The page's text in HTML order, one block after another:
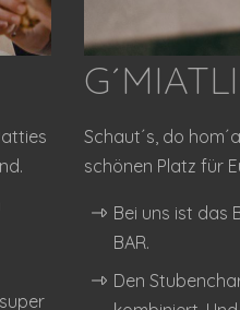
Schaut´s, do
schönen Platz für
Bei uns ist das
BAR.
Den